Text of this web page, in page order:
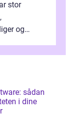
stor
og
sådan
i dine